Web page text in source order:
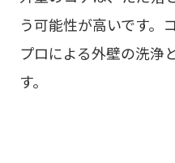
う可能性が高いです。
プロによる外壁の洗浄
す。